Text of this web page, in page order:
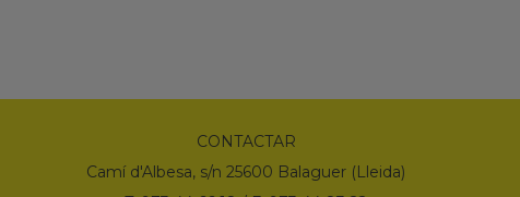
CONTACTAR
Camí d'Albesa, s/n 25600 Balaguer (Lleida)